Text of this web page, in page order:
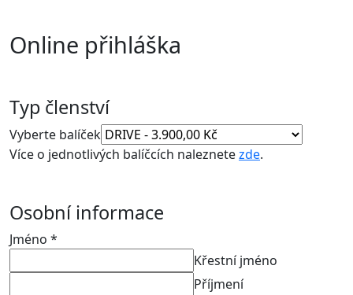
Online přihláška
Typ členství
Vyberte balíček
Více o jednotlivých balíčcích naleznetezde.
Osobní informace
Jméno *
Křestní jméno
Příjmení